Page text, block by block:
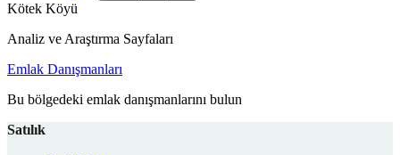
Kötek Köyü
Analiz ve Araştırma Sayfaları
Emlak Danışmanları
Bu bölgedeki emlak danışmanlarını bulun
Satılık